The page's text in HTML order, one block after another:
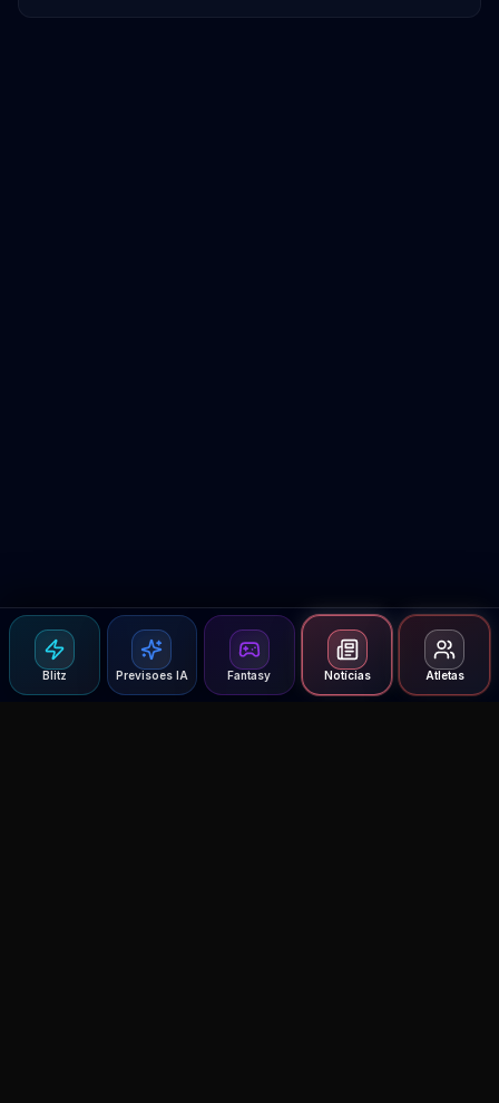
Blitz Previsoes IA Fantasy Notícias Atletas